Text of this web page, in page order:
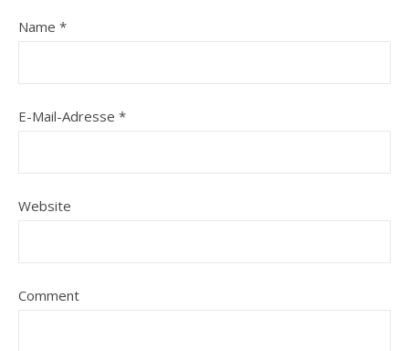
Name *
E-Mail-Adresse *
Website
Comment